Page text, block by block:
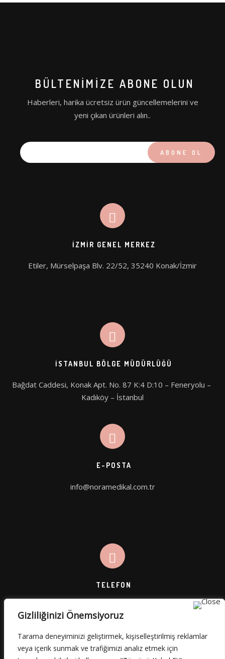
Gizliliğinizi Önemsiyoruz
Tarama deneyiminizi geliştirmek, kişiselleştirilmiş reklamlar
veya içerik sunmak ve trafiğimizi analiz etmek için
BÜLTENIMIZE ABONE OLUN
Haberleri, harika ücretsiz ürün güncellemelerini ve
yeni çıkan ürünleri alın..
İZMIR GENEL MERKEZ
Etiler, Mürselpaşa Blv. 22/52, 35240 Konak/İzmir
İSTANBUL BÖLGE MÜDÜRLÜĞÜ
Bağdat Caddesi, Konak Apt. No. 87 K:4 D:10 – Feneryolu –
Kadıköy – İstanbul
E-POSTA
info@noramedikal.com.tr
TELEFON
0 (545) 812 45 49